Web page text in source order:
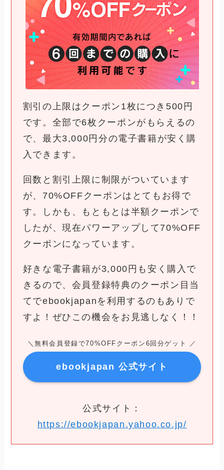
割引の上限はクーポン1枚につき500円
です。全部で6枚クーポンがもらえるの
で、最大3,000円分の電子書籍が安く購
入できます。
回数と割引上限に制限がついています
が、70%OFFクーポンはとてもお得で
す。しかも、もともとは半額クーポンで
したが、現在パワーアップして70%OFF
クーポンになっています。
好きな電子書籍が3,000円も安く購入で
きるので、会員登録特典のクーポン目当
てでebookjapanを利用するのもありで
すよ！ぜひこの機会をお見逃しなく！！
＼無料会員登録で70%OFFクーポン6回分ゲット ／
ebookjapan 公式サイト
公式サイト：
https://ebookjapan.yahoo.co.jp/